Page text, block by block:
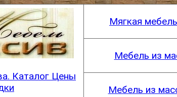
Каталог Цены
Мягкая
Мебель из
Мебель из